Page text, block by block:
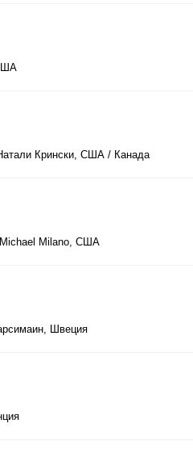
Крински, США / Канада
Milano, США
Швеция